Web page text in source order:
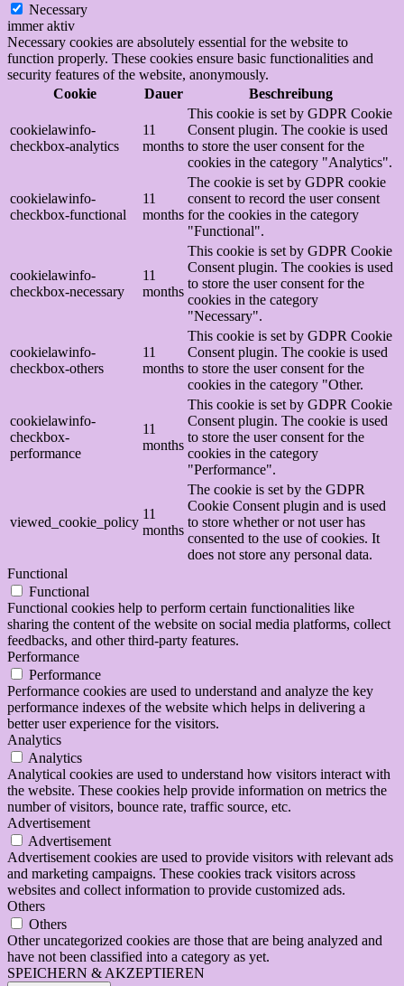
Necessary
immer aktiv
Necessary cookies are absolutely essential for the website to
function properly. These cookies ensure basic functionalities and
security features of the website, anonymously.
Cookie
Dauer Beschreibung
cookielawinfo-
checkbox-analytics
11
months
This cookie is set by GDPR Cookie
Consent plugin. The cookie is used
to store the user consent for the
cookies in the category "Analytics".
cookielawinfo-
checkbox-functional
11
months
The cookie is set by GDPR cookie
consent to record the user consent
for the cookies in the category
"Functional".
cookielawinfo-
checkbox-necessary
11
months
This cookie is set by GDPR Cookie
Consent plugin. The cookies is used
to store the user consent for the
cookies in the category
"Necessary".
cookielawinfo-
checkbox-others
11
months
This cookie is set by GDPR Cookie
Consent plugin. The cookie is used
to store the user consent for the
cookies in the category "Other.
cookielawinfo-
checkbox-
performance
11
months
This cookie is set by GDPR Cookie
Consent plugin. The cookie is used
to store the user consent for the
cookies in the category
"Performance".
viewed_cookie_policy
11
months
The cookie is set by the GDPR
Cookie Consent plugin and is used
to store whether or not user has
consented to the use of cookies. It
does not store any personal data.
Functional
Functional
Functional cookies help to perform certain functionalities like
sharing the content of the website on social media platforms, collect
feedbacks, and other third-party features.
Performance
Performance
Performance cookies are used to understand and analyze the key
performance indexes of the website which helps in delivering a
better user experience for the visitors.
Analytics
Analytics
Analytical cookies are used to understand how visitors interact with
the website. These cookies help provide information on metrics the
number of visitors, bounce rate, traffic source, etc.
Advertisement
Advertisement
Advertisement cookies are used to provide visitors with relevant ads
and marketing campaigns. These cookies track visitors across
websites and collect information to provide customized ads.
Others
Others
Other uncategorized cookies are those that are being analyzed and
have not been classified into a category as yet.
SPEICHERN & AKZEPTIEREN